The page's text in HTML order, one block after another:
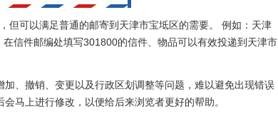
但可以满足普通的邮寄到天津市宝坻区的需要。 例如：天津
信件邮编处填写301800的信件、物品可以有效投递到天津市
、撤销、变更以及行政区划调整等问题，难以避免出现错误
马上进行修改，以便给后来浏览者更好的帮助。